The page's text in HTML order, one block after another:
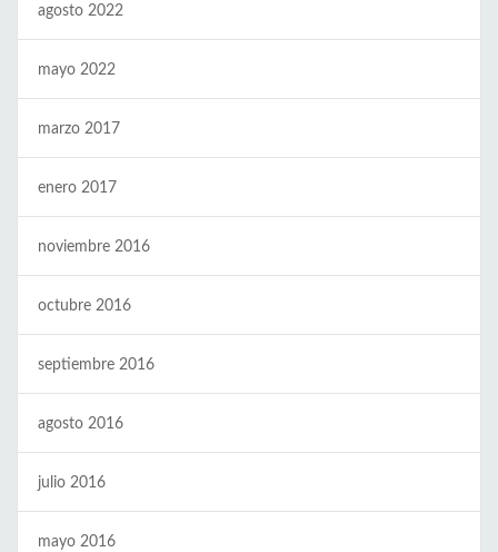
agosto 2022
mayo 2022
marzo 2017
enero 2017
noviembre 2016
octubre 2016
septiembre 2016
agosto 2016
julio 2016
mayo 2016